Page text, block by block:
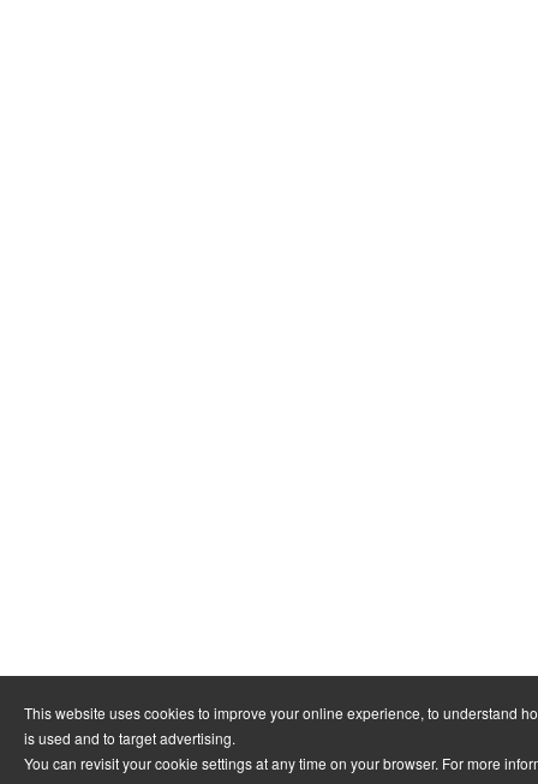
This website uses cookies to improve your online experience, to understand
is used and to target advertising.
You can revisit your cookie settings at any time on your browser. For more